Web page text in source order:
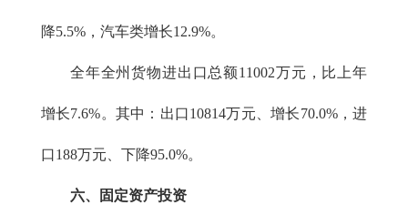
降5.5%，汽车类增长12.9%。
全年全州货物进出口总额11002万元，比上年
增长7.6%。其中：出口10814万元、增长70.0%，进
口188万元、下降95.0%。
六、固定资产投资